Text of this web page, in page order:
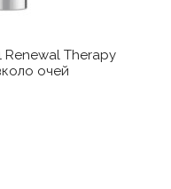
Renewal Therapy
очей